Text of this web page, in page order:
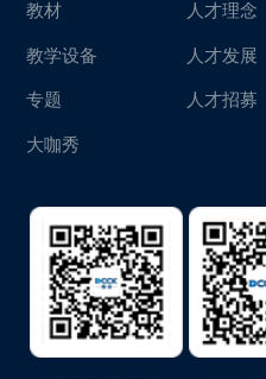
教材
教学设备
专题
大咖秀
人才理念
人才发展
人才招募